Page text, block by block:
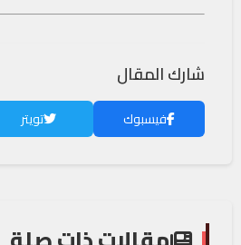
شارك المقال
فيسبوك تويتر